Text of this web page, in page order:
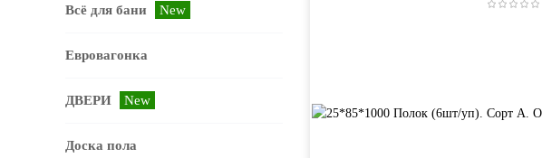
Всё для бани New
Евровагонка
ДВЕРИ New
Доска пола